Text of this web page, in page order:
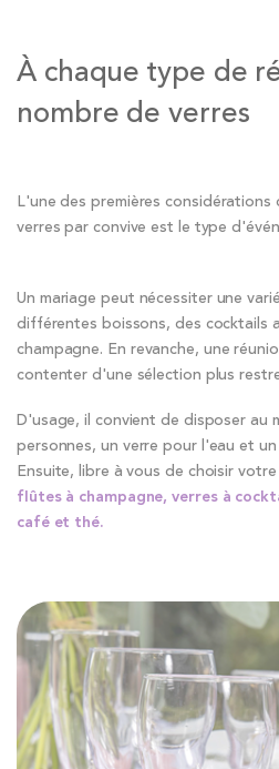
À chaque type de
nombre de verres
L'une des premières
verres par convive est le type
Un mariage peut nécessiter une
différentes boissons, des cocktails
champagne. En revanche, une
contenter d'une sélection plus
D'usage, il convient de disposer au
personnes, un verre pour l'eau et
Ensuite, libre à vous de choisir
flûtes à champagne, verres à
café et thé.